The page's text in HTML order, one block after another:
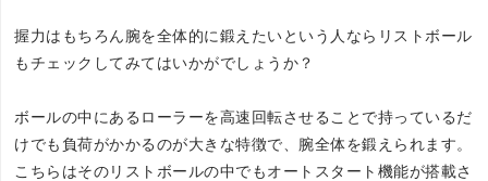
握力はもちろん腕を全体的に鍛えたいという人ならリストボール
もチェックしてみてはいかがでしょうか？
ボールの中にあるローラーを高速回転させることで持っているだ
けでも負荷がかかるのが大きな特徴で、腕全体を鍛えられます。
こちらはそのリストボールの中でもオートスタート機能が搭載さ